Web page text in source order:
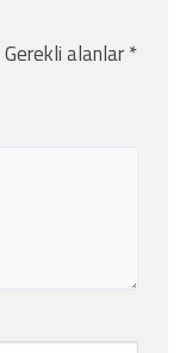
Gerekli alanlar*